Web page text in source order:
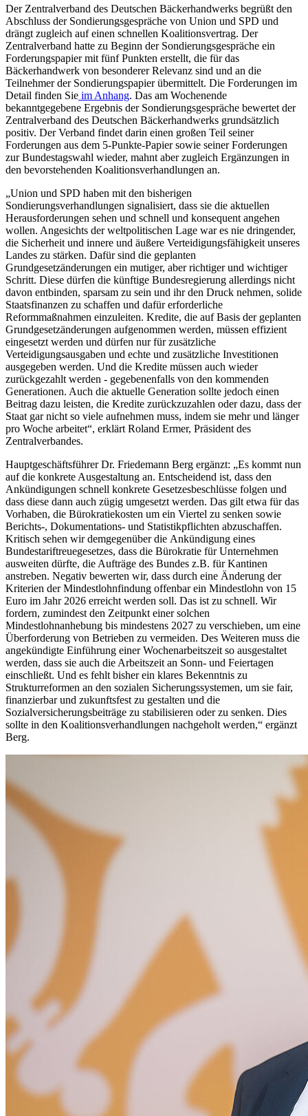
Der Zentralverband des Deutschen Bäckerhandwerks begrüßt den
Abschluss der Sondierungsgespräche von Union und SPD und
drängt zugleich auf einen schnellen Koalitionsvertrag. Der
Zentralverband hatte zu Beginn der Sondierungsgespräche ein
Forderungspapier mit fünf Punkten erstellt, die für das
Bäckerhandwerk von besonderer Relevanz sind und an die
Teilnehmer der Sondierungspapier übermittelt. Die Forderungen im
Detail finden Sie im Anhang. Das am Wochenende
bekanntgegebene Ergebnis der Sondierungsgespräche bewertet der
Zentralverband des Deutschen Bäckerhandwerks grundsätzlich
positiv. Der Verband findet darin einen großen Teil seiner
Forderungen aus dem 5-Punkte-Papier sowie seiner Forderungen
zur Bundestagswahl wieder, mahnt aber zugleich Ergänzungen in
den bevorstehenden Koalitionsverhandlungen an.
„Union und SPD haben mit den bisherigen
Sondierungsverhandlungen signalisiert, dass sie die aktuellen
Herausforderungen sehen und schnell und konsequent angehen
wollen. Angesichts der weltpolitischen Lage war es nie dringender,
die Sicherheit und innere und äußere Verteidigungsfähigkeit unseres
Landes zu stärken. Dafür sind die geplanten
Grundgesetzänderungen ein mutiger, aber richtiger und wichtiger
Schritt. Diese dürfen die künftige Bundesregierung allerdings nicht
davon entbinden, sparsam zu sein und ihr den Druck nehmen, solide
Staatsfinanzen zu schaffen und dafür erforderliche
Reformmaßnahmen einzuleiten. Kredite, die auf Basis der geplanten
Grundgesetzänderungen aufgenommen werden, müssen effizient
eingesetzt werden und dürfen nur für zusätzliche
Verteidigungsausgaben und echte und zusätzliche Investitionen
ausgegeben werden. Und die Kredite müssen auch wieder
zurückgezahlt werden - gegebenenfalls von den kommenden
Generationen. Auch die aktuelle Generation sollte jedoch einen
Beitrag dazu leisten, die Kredite zurückzuzahlen oder dazu, dass der
Staat gar nicht so viele aufnehmen muss, indem sie mehr und länger
pro Woche arbeitet“, erklärt Roland Ermer, Präsident des
Zentralverbandes.
Hauptgeschäftsführer Dr. Friedemann Berg ergänzt: „Es kommt nun
auf die konkrete Ausgestaltung an. Entscheidend ist, dass den
Ankündigungen schnell konkrete Gesetzesbeschlüsse folgen und
dass diese dann auch zügig umgesetzt werden. Das gilt etwa für das
Vorhaben, die Bürokratiekosten um ein Viertel zu senken sowie
Berichts-, Dokumentations- und Statistikpflichten abzuschaffen.
Kritisch sehen wir demgegenüber die Ankündigung eines
Bundestariftreuegesetzes, dass die Bürokratie für Unternehmen
ausweiten dürfte, die Aufträge des Bundes z.B. für Kantinen
anstreben. Negativ bewerten wir, dass durch eine Änderung der
Kriterien der Mindestlohnfindung offenbar ein Mindestlohn von 15
Euro im Jahr 2026 erreicht werden soll. Das ist zu schnell. Wir
fordern, zumindest den Zeitpunkt einer solchen
Mindestlohnanhebung bis mindestens 2027 zu verschieben, um eine
Überforderung von Betrieben zu vermeiden. Des Weiteren muss die
angekündigte Einführung einer Wochenarbeitszeit so ausgestaltet
werden, dass sie auch die Arbeitszeit an Sonn- und Feiertagen
einschließt. Und es fehlt bisher ein klares Bekenntnis zu
Strukturreformen an den sozialen Sicherungssystemen, um sie fair,
finanzierbar und zukunftsfest zu gestalten und die
Sozialversicherungsbeiträge zu stabilisieren oder zu senken. Dies
sollte in den Koalitionsverhandlungen nachgeholt werden,“ ergänzt
Berg.